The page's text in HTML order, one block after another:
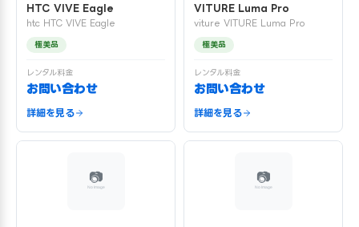
HTC VIVE Eagle
htc HTC VIVE Eagle
極美品
レンタル料金
お問い合わせ
詳細を見る
VITURE Luma Pro
viture VITURE Luma Pro
極美品
レンタル料金
お問い合わせ
詳細を見る